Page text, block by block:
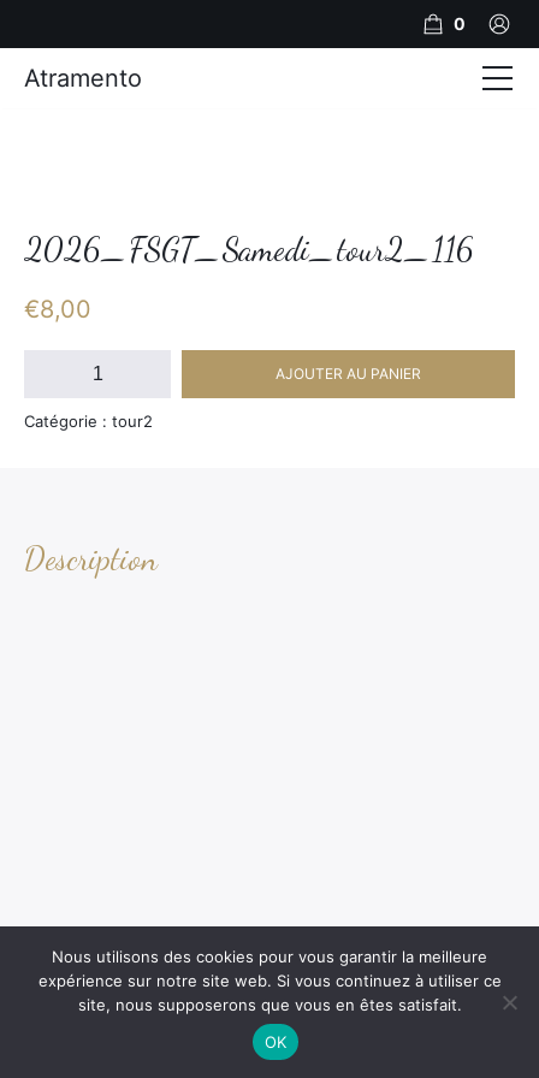
2026_FSGT_Samedi_tour2_116
€8,00
quantité
2026_FSGT_Samedi_tour2_116
AJOUTER AU PANIER
Catégorie : tour2
Description
0
Atramento
Photos
Nous utilisons des cookies pour vous garantir la meilleure
expérience sur notre site web. Si vous continuez à utiliser ce
site, nous supposerons que vous en êtes satisfait.
OK